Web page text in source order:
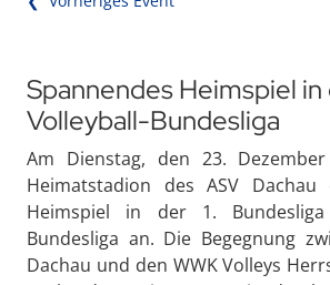
Spannendes Heimspiel in
Volleyball-Bundesliga
Am Dienstag, den 23.
Heimatstadion des ASV Dachau
Heimspiel in der 1.
Bundesliga an. Die Begegnung
Dachau und den WWK Volleys